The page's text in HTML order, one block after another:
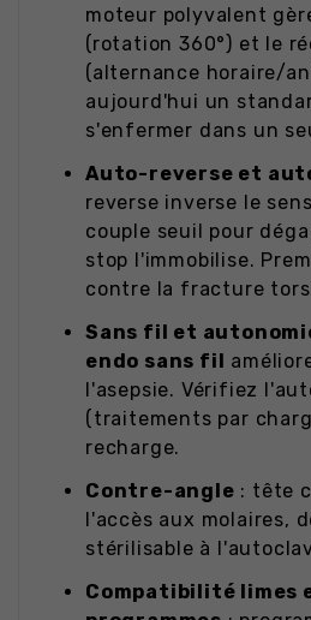
moteur polyvalent
(rotation 360°) et le
(alternance horaire/
aujourd'hui un
s'enfermer dans un
Auto-reverse et
reverse inverse le
couple seuil pour
stop l'immobilise.
contre la fracture
Sans fil et
endo sans fil
l'asepsie. Vérifiez
(traitements par
recharge.
Contre-angle : tête
l'accès aux molaires,
stérilisable à
Compatibilité limes